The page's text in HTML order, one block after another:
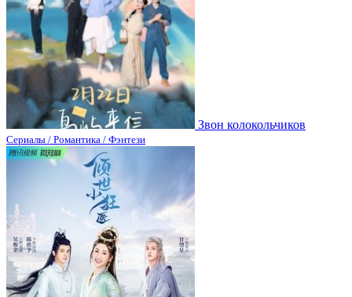
Звон колокольчиков
Сериалы / Романтика / Фэнтези